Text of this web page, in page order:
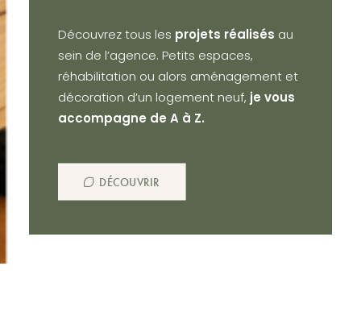
Découvrez tous les projets réalisés au
sein de l’agence. Petits espaces,
réhabilitation ou alors aménagement et
décoration d’un logement neuf, je vous
accompagne de A à Z.
DÉCOUVRIR